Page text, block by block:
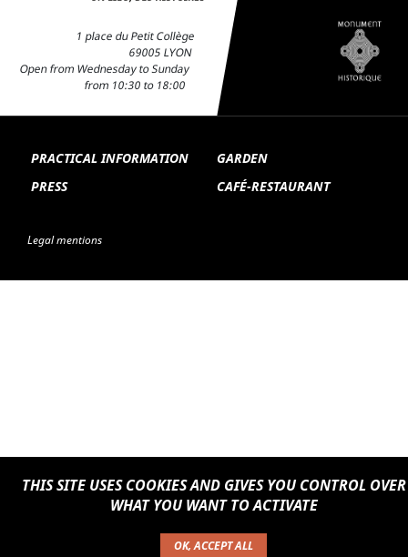
1 place du Petit Collège
69005 LYON
Open from Wednesday to Sunday
from 10:30 to 18:00
PRACTICAL INFORMATION
PRESS
GARDEN
CAFÉ-RESTAURANT
Legal mentions
THIS SITE USES COOKIES AND GIVES YOU CONTROL OVER
WHAT YOU WANT TO ACTIVATE
OK, ACCEPT ALL